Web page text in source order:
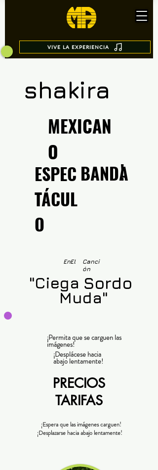
VIVE LA EXPERIENCIA
shakira
ESPEC
TÁCUL
O
BANDA
MEXICAN
O
!
El
En
Canci
ón
"Ciega Sordo
Muda"
¡Permita que se carguen las
imágenes!
¡Desplácese hacia
abajo lentamente!
PRECIOS
TARIFAS
¡Espera que las imágenes carguen!
¡Desplazarse hacia abajo lentamente!